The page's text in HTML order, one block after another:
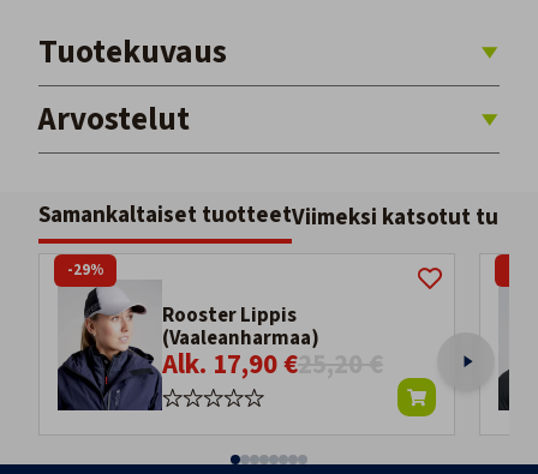
Tuotekuvaus
Arvostelut
Samankaltaiset tuotteetViimeksi katsotut
Rooster Lippis
(Vaaleanharmaa)
Alk. 17,90 €25,20 €
-29%